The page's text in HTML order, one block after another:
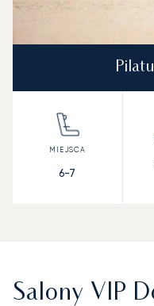
6-7
Salony VIP